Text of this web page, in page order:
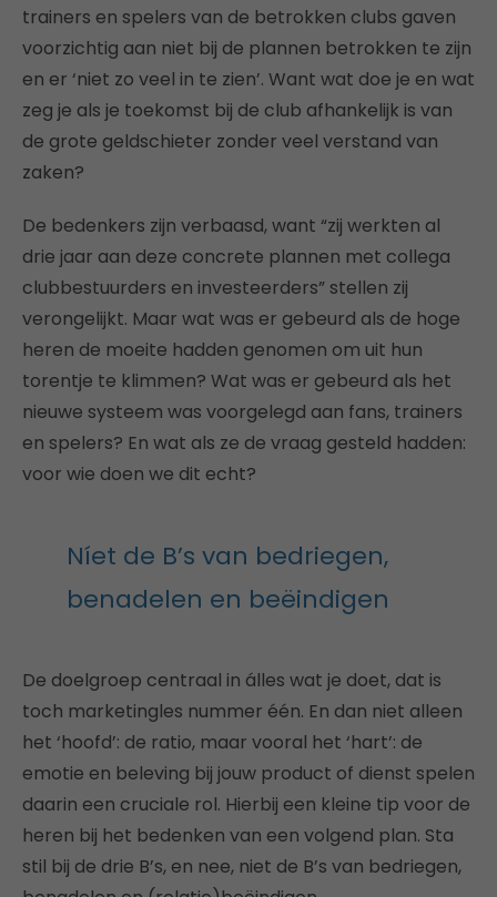
trainers en spelers van de betrokken clubs gaven
voorzichtig aan niet bij de plannen betrokken te zijn
en er ‘niet zo veel in te zien’. Want wat doe je en wat
zeg je als je toekomst bij de club afhankelijk is van
de grote geldschieter zonder veel verstand van
zaken?
De bedenkers zijn verbaasd, want “zij werkten al
drie jaar aan deze concrete plannen met collega
clubbestuurders en investeerders” stellen zij
verongelijkt. Maar wat was er gebeurd als de hoge
heren de moeite hadden genomen om uit hun
torentje te klimmen? Wat was er gebeurd als het
nieuwe systeem was voorgelegd aan fans, trainers
en spelers? En wat als ze de vraag gesteld hadden:
voor wie doen we dit echt?
Níet de B’s van bedriegen,
benadelen en beëindigen
De doelgroep centraal in álles wat je doet, dat is
toch marketingles nummer één. En dan niet alleen
het ‘hoofd’: de ratio, maar vooral het ‘hart’: de
emotie en beleving bij jouw product of dienst spelen
daarin een cruciale rol. Hierbij een kleine tip voor de
heren bij het bedenken van een volgend plan. Sta
stil bij de drie B’s, en nee, niet de B’s van bedriegen,